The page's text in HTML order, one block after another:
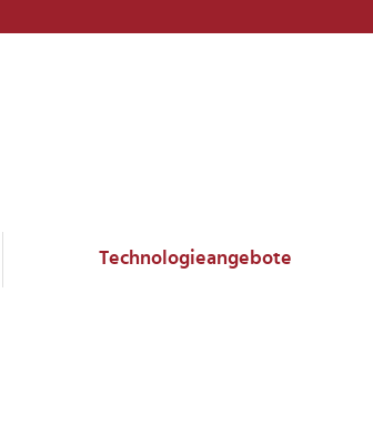
Technologieangebote